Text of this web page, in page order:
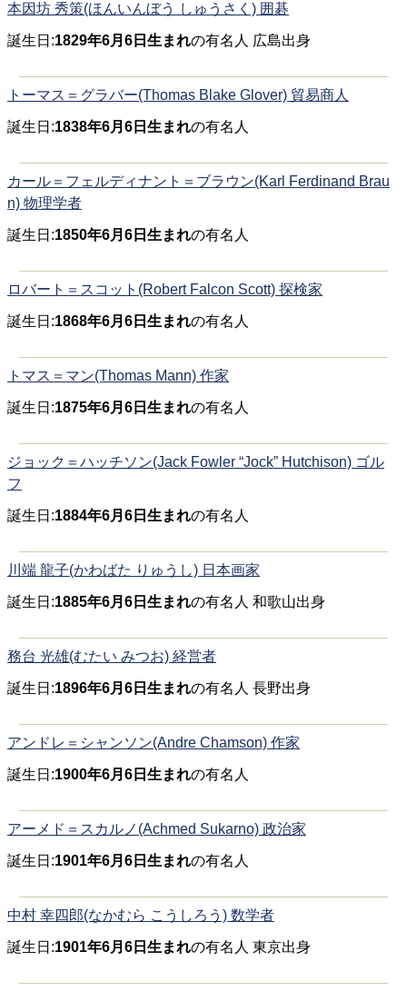
本因坊 秀策(ほんいんぼう しゅうさく) 囲碁
誕生日:1829年6月6日生まれの有名人 広島出身
トーマス＝グラバー(Thomas Blake Glover) 貿易商人
誕生日:1838年6月6日生まれの有名人
カール＝フェルディナント＝ブラウン(Karl Ferdinand Brau
n) 物理学者
誕生日:1850年6月6日生まれの有名人
ロバート＝スコット(Robert Falcon Scott) 探検家
誕生日:1868年6月6日生まれの有名人
トマス＝マン(Thomas Mann) 作家
誕生日:1875年6月6日生まれの有名人
ジョック＝ハッチソン(Jack Fowler “Jock” Hutchison) ゴル
フ
誕生日:1884年6月6日生まれの有名人
川端 龍子(かわばた りゅうし) 日本画家
誕生日:1885年6月6日生まれの有名人 和歌山出身
務台 光雄(むたい みつお) 経営者
誕生日:1896年6月6日生まれの有名人 長野出身
アンドレ＝シャンソン(Andre Chamson) 作家
誕生日:1900年6月6日生まれの有名人
アーメド＝スカルノ(Achmed Sukarno) 政治家
誕生日:1901年6月6日生まれの有名人
中村 幸四郎(なかむら こうしろう) 数学者
誕生日:1901年6月6日生まれの有名人 東京出身